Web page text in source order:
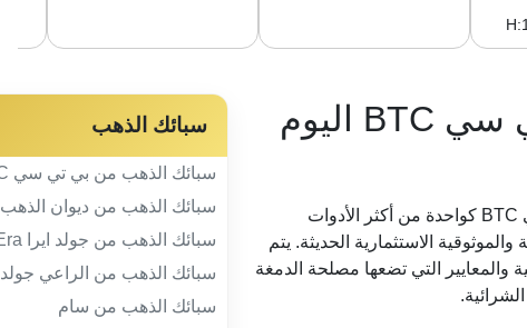
تُصنف العملة الذهبية ربع جنيه ذهب (2 جرام) المنتجة من قِبل شركة بي تي سي BTC كواحدة من أكثر الأدوات
الاستثمارية الحديثة. يتم
القانونية والمعايير التي تضعها مصلحة الدمغة
سبائك الذهب
سبائك الذهب من بي تي سي BTC
سبائك الذهب من ديوان الذهب
سبائك الذهب من جولد ايرا Gold Era
سبائك الذهب من الراعي جولد
سبائك الذهب من سام